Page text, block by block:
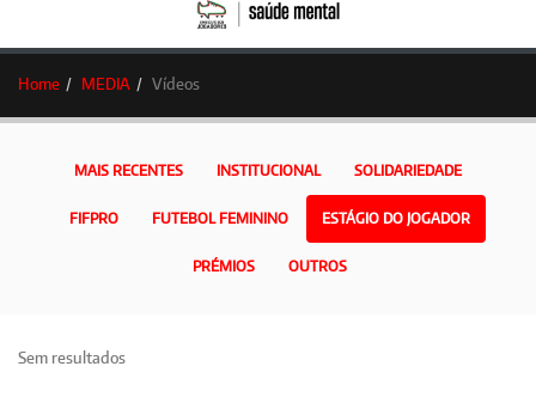
Home MEDIA Vídeos
MAIS RECENTES INSTITUCIONAL SOLIDARIEDADE
FIFPRO FUTEBOL FEMININO ESTÁGIO DO JOGADOR
PRÉMIOS OUTROS
Sem resultados